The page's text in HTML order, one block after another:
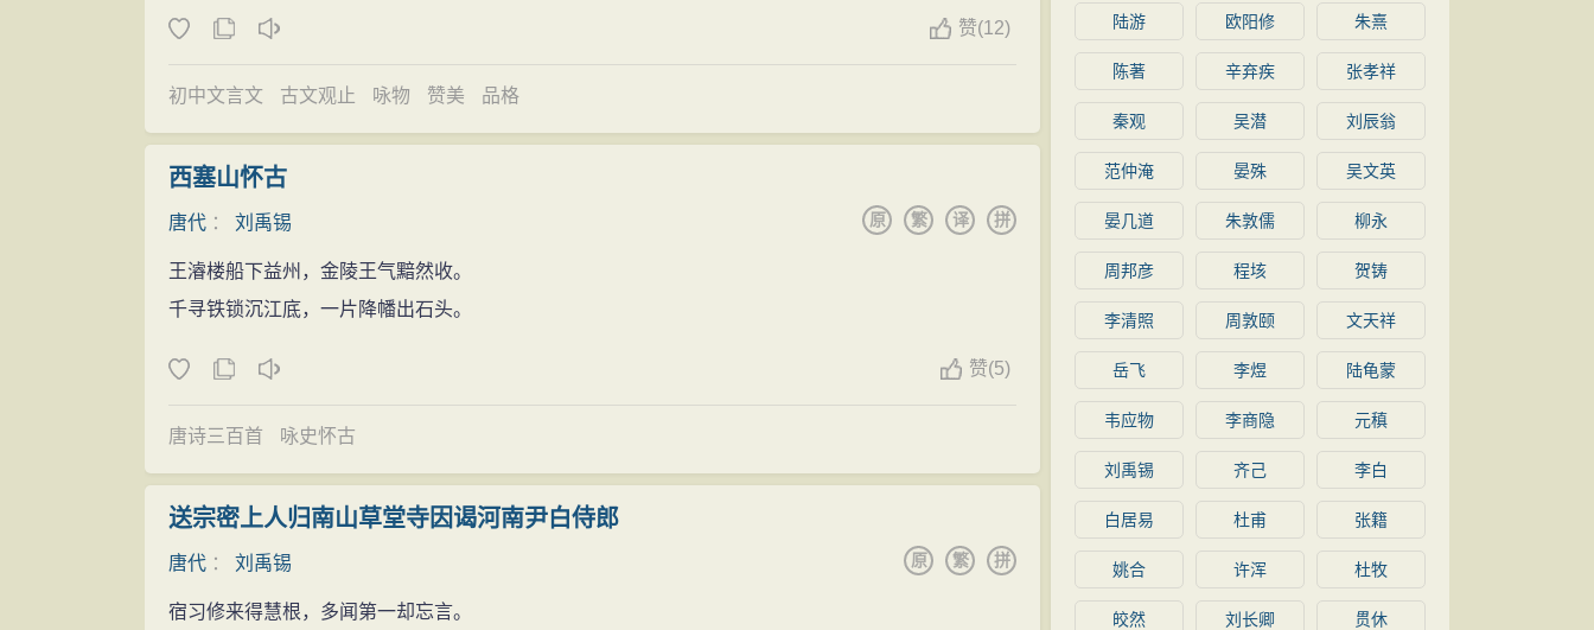
之所能者，治万物也。”（《天论》上）他认为天不能干预人类社会的“治”或“乱”，人也不能改变自然界
州司马。这就是历史上著名的“八司马事件”。行至江陵，再贬连州（今广东连州市）刺史。同时贬为远
元和九年十二月（815年2月），刘禹锡与柳宗元等人一起奉召回京。
诗，得罪执政，被外放为连州刺史。刘禹锡被贬在朗州前后近十年。其间创作了大量寓言诗，表达了
对当朝权贵的极大不满，又写了许多赋来表达自己不甘沉沦的雄心。由于接触当地民间歌谣，从中吸
取了营养，他的诗歌创作表现出一些新的特点。在此期间，他还写了多篇哲学论文，最重要的便是与
史，幸有裴度、柳宗元诸人帮助，改为连州刺史。刘禹锡在连州近五年。
长庆元年（821年）冬，刘禹锡被任为夔州（今四川奉节县）刺史。
宝历二年（826年）奉调回洛阳，任职于东都尚书省。从初次被贬到这时，前后共历二十三年。
晚年生活
赞(12)
初中文言文 古文观止 咏物 赞美 品格
西塞山怀古
唐代 ： 刘禹锡 拼
译
繁
原
王濬楼船下益州，金陵王气黯然收。
千寻铁锁沉江底，一片降幡出石头。
赞(5)
唐诗三百首 咏史怀古
送宗密上人归南山草堂寺因谒河南尹白侍郎
唐代 ： 刘禹锡 拼
繁
原
宿习修来得慧根，多闻第一却忘言。
陆游 欧阳修 朱熹
陈著 辛弃疾 张孝祥
秦观 吴潜 刘辰翁
范仲淹 晏殊 吴文英
晏几道 朱敦儒 柳永
周邦彦 程垓 贺铸
李清照 周敦颐 文天祥
岳飞 李煜 陆龟蒙
韦应物 李商隐 元稹
刘禹锡 齐己 李白
白居易 杜甫 张籍
姚合 许浑 杜牧
皎然 刘长卿 贯休